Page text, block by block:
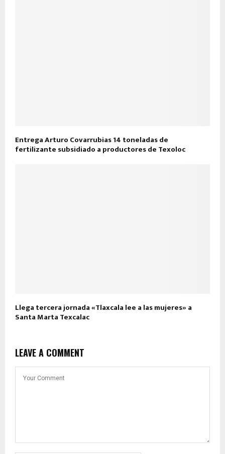
Entrega Arturo Covarrubias 14 toneladas de
fertilizante subsidiado a productores de Texoloc
Llega tercera jornada «Tlaxcala lee a las mujeres» a
Santa Marta Texcalac
LEAVE A COMMENT